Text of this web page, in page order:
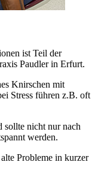
ist Teil der
Paudler in Erfurt.
Knirschen mit
Stress führen z.B. oft
sollte nicht nur nach
werden.
Probleme in kurzer